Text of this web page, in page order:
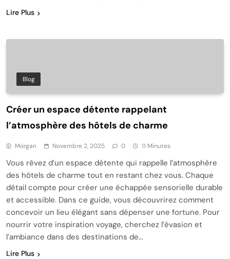
Lire Plus
Blog
Créer un espace détente rappelant
l’atmosphère des hôtels de charme
Morgan Novembre 2, 2025 0 11 Minutes
Vous rêvez d’un espace détente qui rappelle l’atmosphère
des hôtels de charme tout en restant chez vous. Chaque
détail compte pour créer une échappée sensorielle durable
et accessible. Dans ce guide, vous découvrirez comment
concevoir un lieu élégant sans dépenser une fortune. Pour
nourrir votre inspiration voyage, cherchez l’évasion et
l’ambiance dans des destinations de…
Lire Plus